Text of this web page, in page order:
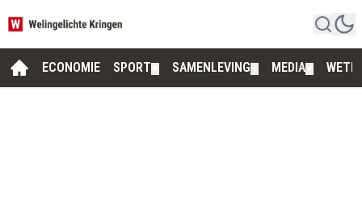
ECONOMIE SPORT SAMENLEVING MEDIA